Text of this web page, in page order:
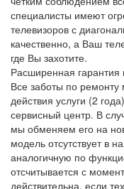
специалисты имеют
телевизоров с
качественно, а Ваш
где Вы захотите.
Расширенная гарантия
Все заботы по
действия услуги (2
сервисный центр. В
мы обменяем его на
модель отсутствует в
аналогичную по
отсчитывается с
действительна, если